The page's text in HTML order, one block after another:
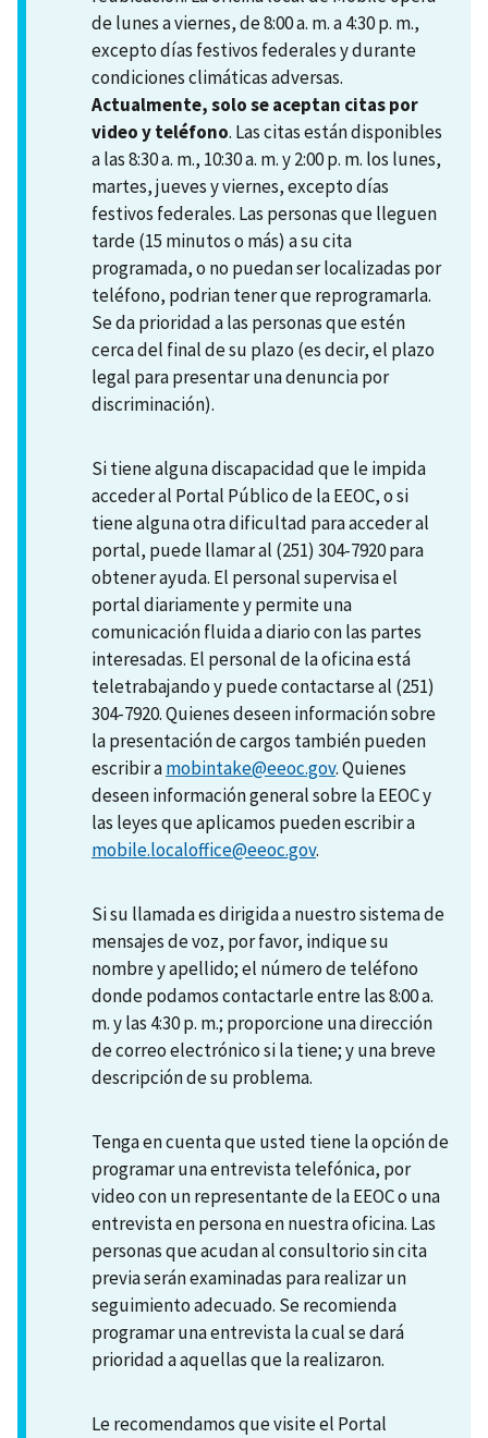
de lunes a viernes, de 8:00 a. m. a 4:30 p. m.,
excepto días festivos federales y durante
condiciones climáticas adversas.
Actualmente, solo se aceptan citas por
video y teléfono. Las citas están disponibles
a las 8:30 a. m., 10:30 a. m. y 2:00 p. m. los lunes,
martes, jueves y viernes, excepto días
festivos federales. Las personas que lleguen
tarde (15 minutos o más) a su cita
programada, o no puedan ser localizadas por
teléfono, podrian tener que reprogramarla.
Se da prioridad a las personas que estén
cerca del final de su plazo (es decir, el plazo
legal para presentar una denuncia por
discriminación).
Si tiene alguna discapacidad que le impida
acceder al Portal Público de la EEOC, o si
tiene alguna otra dificultad para acceder al
portal, puede llamar al (251) 304-7920 para
obtener ayuda. El personal supervisa el
portal diariamente y permite una
comunicación fluida a diario con las partes
interesadas. El personal de la oficina está
teletrabajando y puede contactarse al (251)
304-7920. Quienes deseen información sobre
la presentación de cargos también pueden
escribir amobintake@eeoc.gov. Quienes
deseen información general sobre la EEOC y
las leyes que aplicamos pueden escribir a
mobile.localoffice@eeoc.gov.
Si su llamada es dirigida a nuestro sistema de
mensajes de voz, por favor, indique su
nombre y apellido; el número de teléfono
donde podamos contactarle entre las 8:00 a.
m. y las 4:30 p. m.; proporcione una dirección
de correo electrónico si la tiene; y una breve
descripción de su problema.
Tenga en cuenta que usted tiene la opción de
programar una entrevista telefónica, por
video con un representante de la EEOC o una
entrevista en persona en nuestra oficina. Las
personas que acudan al consultorio sin cita
previa serán examinadas para realizar un
seguimiento adecuado. Se recomienda
programar una entrevista la cual se dará
prioridad a aquellas que la realizaron.
Le recomendamos que visite el Portal